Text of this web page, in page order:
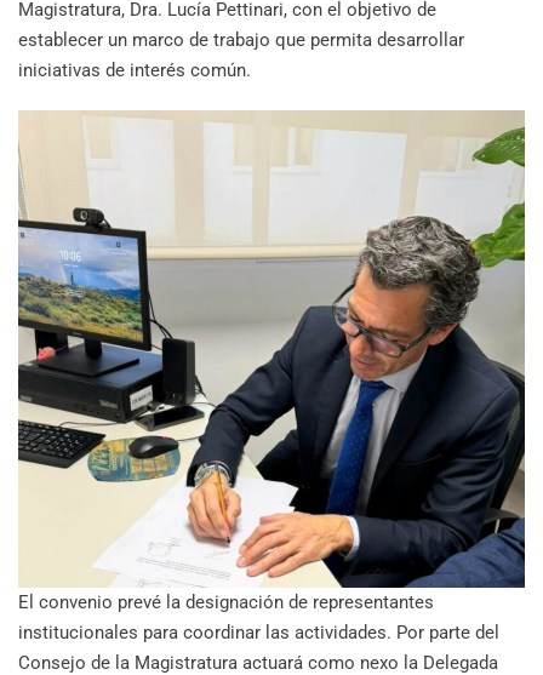
Magistratura, Dra. Lucía Pettinari, con el objetivo de
establecer un marco de trabajo que permita desarrollar
iniciativas de interés común.
El convenio prevé la designación de representantes
institucionales para coordinar las actividades. Por parte del
Consejo de la Magistratura actuará como nexo la Delegada